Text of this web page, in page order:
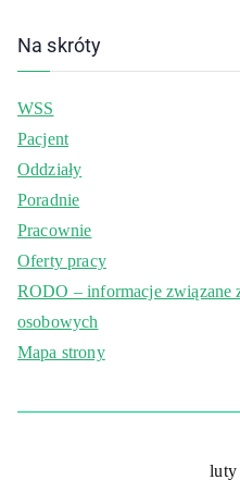
Na skróty
WSS
Pacjent
Oddziały
Poradnie
Pracownie
Oferty pracy
RODO – informacje związane
osobowych
Mapa strony
luty